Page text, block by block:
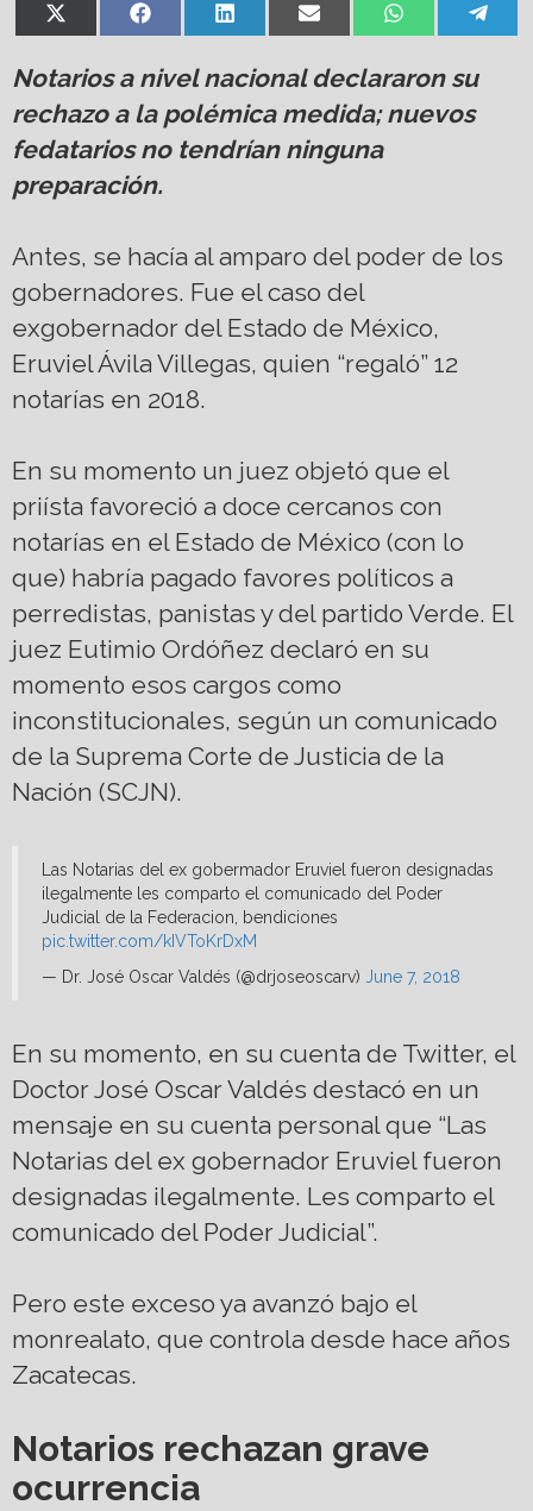
(Twitter)
Facebook LinkedIn WhatsApp
Notarios a nivel nacional declararon su
rechazo a la polémica medida; nuevos
fedatarios no tendrían ninguna
preparación.
Antes, se hacía al amparo del poder de los
gobernadores. Fue el caso del
exgobernador del Estado de México,
Eruviel Ávila Villegas, quien “regaló” 12
notarías en 2018.
En su momento un juez objetó que el
priísta favoreció a doce cercanos con
notarías en el Estado de México (con lo
que) habría pagado favores políticos a
perredistas, panistas y del partido Verde. El
juez Eutimio Ordóñez declaró en su
momento esos cargos como
inconstitucionales, según un comunicado
de la Suprema Corte de Justicia de la
Nación (SCJN).
Las Notarias del ex gobermador Eruviel fueron designadas
ilegalmente les comparto el comunicado del Poder
Judicial de la Federacion, bendiciones
pic.twitter.com/kIVToKrDxM
— Dr. José Oscar Valdés (@drjoseoscarv) June 7, 2018
En su momento, en su cuenta de Twitter, el
Doctor José Oscar Valdés destacó en un
mensaje en su cuenta personal que “Las
Notarias del ex gobernador Eruviel fueron
designadas ilegalmente. Les comparto el
comunicado del Poder Judicial”.
Pero este exceso ya avanzó bajo el
monrealato, que controla desde hace años
Zacatecas.
Notarios rechazan grave
ocurrencia